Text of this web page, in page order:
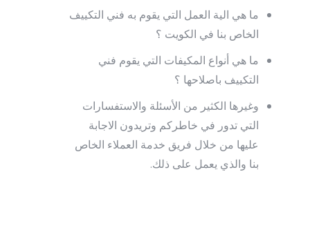
ما هي الية العمل التي يقوم به فني التكييف
الخاص بنا في الكويت ؟
ما هي أنواع المكيفات التي يقوم فني
التكييف باصلاحها ؟
وغيرها الكثير من الأسئلة والاستفسارات
التي تدور في خاطركم وتريدون الاجابة
عليها من خلال فريق خدمة العملاء الخاص
بنا والذي يعمل على ذلك.